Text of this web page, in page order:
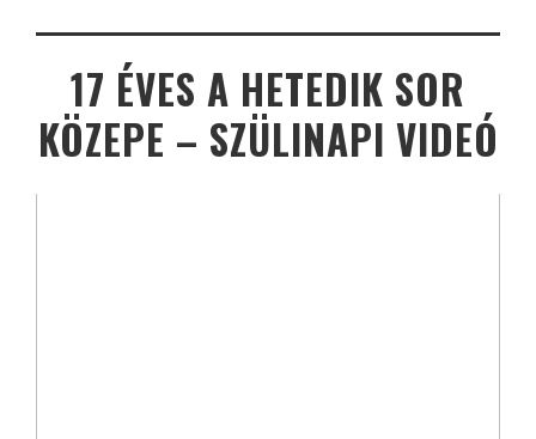
17 ÉVES A HETEDIK SOR
KÖZEPE – SZÜLINAPI VIDEÓ